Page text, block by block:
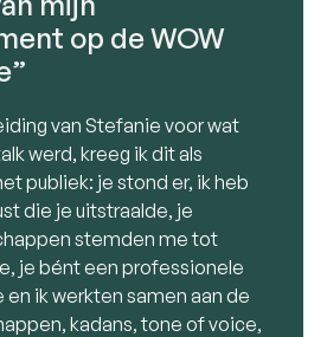
op de WOW
van Stefanie voor wat
werd, kreeg ik dit als
publiek: je stond er, ik heb
die je uitstraalde, je
stemden me tot
je bént een professionele
ik werkten samen aan de
kadans, tone of voice,